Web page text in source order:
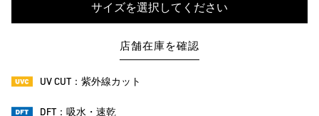
サイズを選択してください
店舗在庫を確認
UV CUT：紫外線カット
DFT：吸水・速乾